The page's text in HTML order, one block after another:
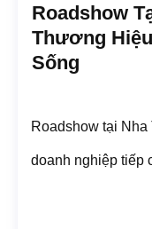
Roadshow
Thương
Sống
Roadshow tại Nha
doanh nghiệp tiếp